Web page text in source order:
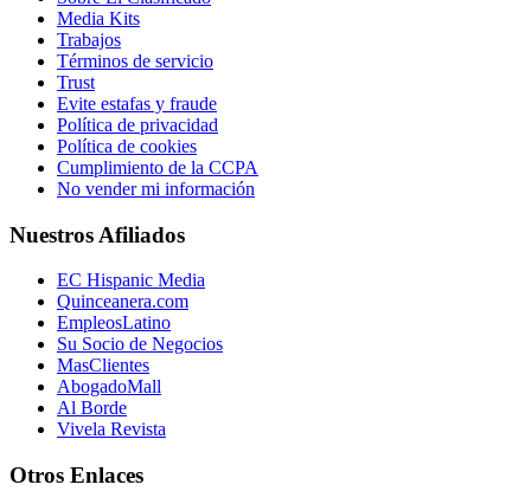
Media Kits
Trabajos
Términos de servicio
Trust
Evite estafas y fraude
Política de privacidad
Política de cookies
Cumplimiento de la CCPA
No vender mi información
Nuestros Afiliados
EC Hispanic Media
Quinceanera.com
EmpleosLatino
Su Socio de Negocios
MasClientes
AbogadoMall
Al Borde
Vivela Revista
Otros Enlaces